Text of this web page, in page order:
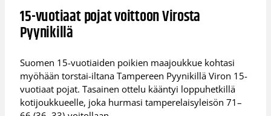
15-vuotiaat pojat voittoon Virosta
Pyynikillä
Suomen 15-vuotiaiden poikien maajoukkue kohtasi
myöhään torstai-iltana Tampereen Pyynikillä Viron 15-
vuotiaat pojat. Tasainen ottelu kääntyi loppuhetkillä
kotijoukkueelle, joka hurmasi tamperelaisyleisön 71–